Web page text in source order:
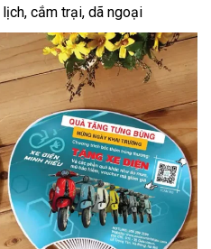
cắm trại, dã ngoại